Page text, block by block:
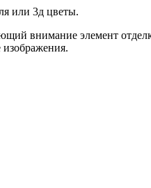
или 3д цветы.
внимание элемент